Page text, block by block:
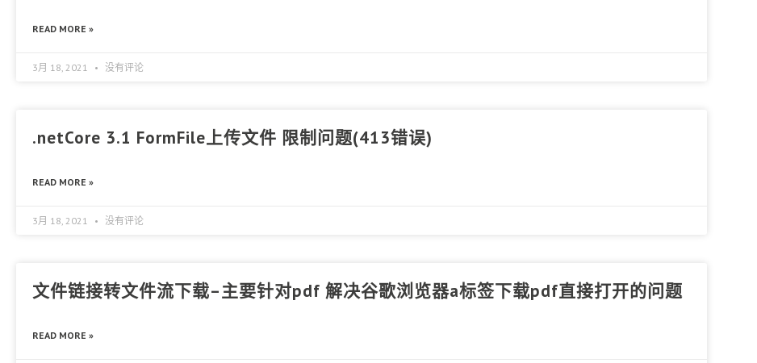
READ MORE »
3月 18, 2021 没有评论
.netCore 3.1 FormFile上传文件 限制问题(413错误)
READ MORE »
3月 18, 2021 没有评论
文件链接转文件流下载–主要针对pdf 解决谷歌浏览器a标签下载pdf直接打开的问题
READ MORE »